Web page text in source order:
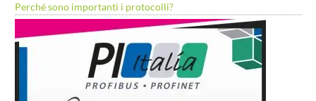
Perché sono importanti i protocolli?